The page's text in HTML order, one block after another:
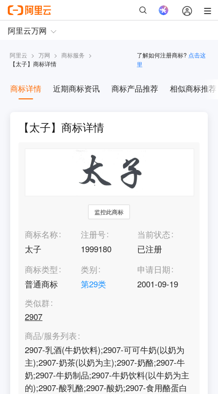
阿里云 > 万网 > 商标服务 >
【太子】商标详情
了解如何注册商标? 点击这
里
商标详情 近期商标资讯 商标产品推荐 相似商标推荐
【太子】商标详情
监控此商标
商标名称
太子
注册号
1999180
当前状态
已注册
商标类型
普通商标
类别
第29类
申请日期
2001-09-19
类似群
2907
商品/服务列表
2907-乳酒(牛奶饮料);2907-可可牛奶(以奶为
主);2907-奶茶(以奶为主);2907-奶酪;2907-牛
奶;2907-牛奶制品;2907-牛奶饮料(以牛奶为主
的);2907-酸乳酪;2907-酸奶;2907-食用酪蛋白